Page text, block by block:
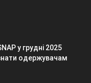
у грудні 2025
одержувачам